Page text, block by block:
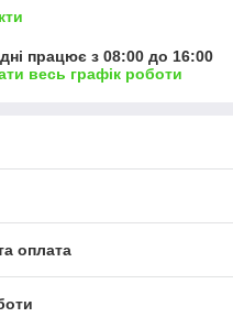
працює з 08:00 до 16:00
весь графік роботи
оплата